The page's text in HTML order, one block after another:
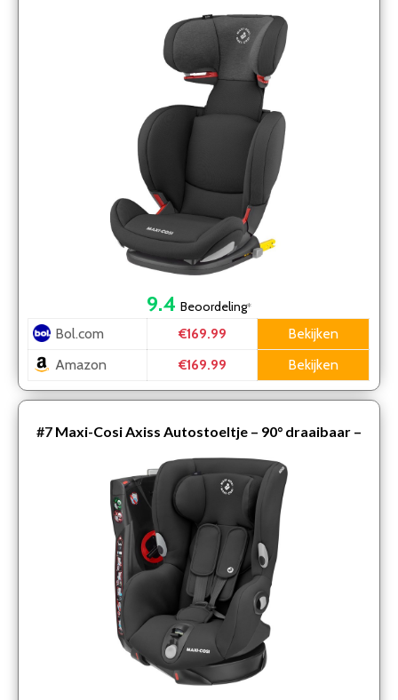
Authentic Black
9.4 Beoordeling*
Bol.com €169.99
Bekijken
Amazon
€169.99 Bekijken
#7 Maxi-Cosi Axiss Autostoeltje – 90° draaibaar –
Authentic Black